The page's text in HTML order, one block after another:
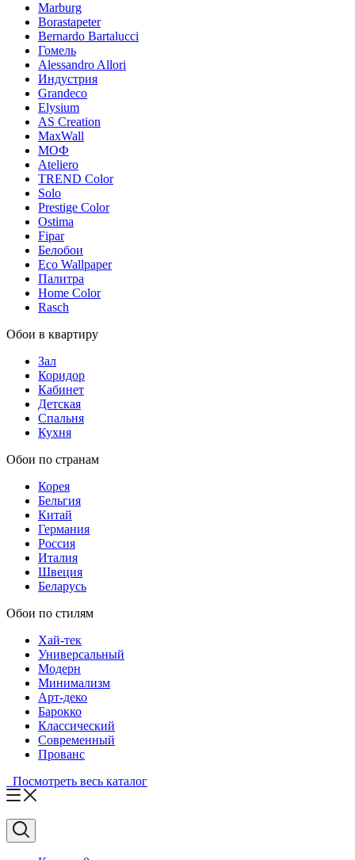
Marburg
Borastapeter
Bernardo Bartalucci
Гомель
Alessandro Allori
Индустрия
Grandeco
Elysium
AS Creation
MaxWall
МОФ
Ateliero
TREND Color
Solo
Prestige Color
Ostima
Fipar
Белобои
Eco Wallpaper
Палитра
Home Color
Rasch
Обои в квартиру
Зал
Коридор
Кабинет
Детская
Спальня
Кухня
Обои по странам
Корея
Бельгия
Китай
Германия
Россия
Италия
Швеция
Беларусь
Обои по стилям
Хай-тек
Универсальный
Модерн
Минимализм
Арт-деко
Барокко
Классический
Современный
Прованс
Посмотреть весь каталог